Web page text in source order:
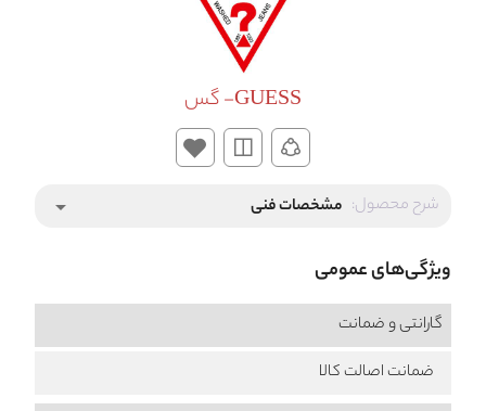
GUESS- گس
شرح محصول: مشخصات فنی arrow_drop_down
ویژگی‌های عمومی
گارانتی و ضمانت
ضمانت اصالت کالا